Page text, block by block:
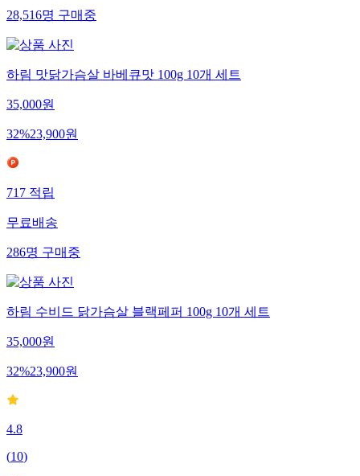
28,516명구매중
하림 맛닭가슴살 바베큐맛 100g 10개 세트
35,000원
32%23,900원
717적립
무료배송
286명구매중
하림 수비드 닭가슴살 블랙페퍼 100g 10개 세트
35,000원
32%23,900원
4.8
(10)